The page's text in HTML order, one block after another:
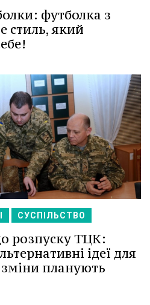
футболка з
стиль, який
СУСПІЛЬСТВО
розпуску ТЦК:
ідеї для
зміни планують